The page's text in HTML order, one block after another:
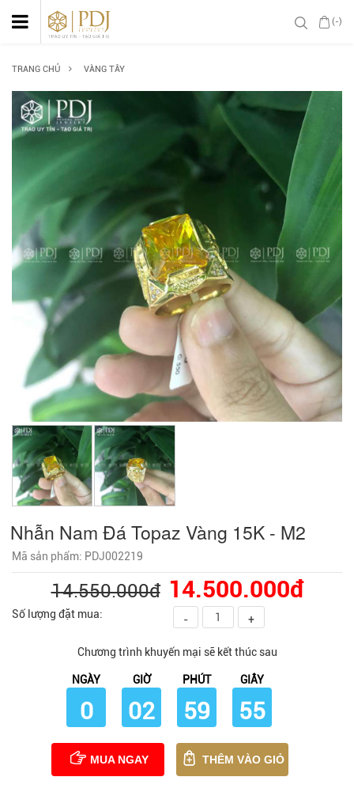
(-)
TRANG CHỦ VÀNG TÂY
Nhẫn Nam Đá Topaz Vàng 15K - M2
Mã sản phẩm: PDJ002219
14.550.000đ 14.500.000đ
Số lượng đặt mua: - +
Chương trình khuyến mại sẽ kết thúc sau
NGÀY
0
GIỜ
02
PHÚT
59
GIÂY
54
MUA NGAY THÊM VÀO GIỎ